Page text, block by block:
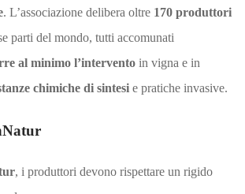
. L’associazione delibera oltre 170 produttori
parti del mondo, tutti accomunati
al minimo l’intervento in vigna e in
chimiche di sintesi e pratiche invasive.
, i produttori devono rispettare un rigido